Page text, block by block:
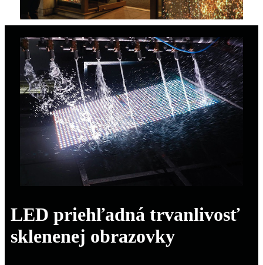
LED priehľadná trvanlivosť
sklenenej obrazovky